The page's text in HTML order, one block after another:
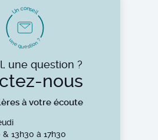
unequestion?
Unconse
i
l
une question ?
nous
à votre écoute
13h30 à 17h30